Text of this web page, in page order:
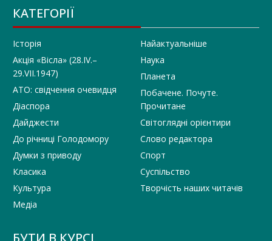
КАТЕГОРІЇ
Історія
Акція «Вісла» (28.IV.–
29.VII.1947)
АТО: свідчення очевидця
Діаспора
Дайджести
До річниці Голодомору
Думки з приводу
Класика
Культура
Медіа
Найактуальніше
Наука
Планета
Побачене. Почуте.
Прочитане
Світоглядні орієнтири
Слово редактора
Спорт
Суспільство
Творчість наших читачів
БУТИ В КУРСІ